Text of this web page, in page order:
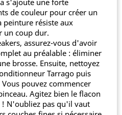
s'ajoute une forte
de couleur pour créer un
résiste aux
un coup dur.
assurez-vous d'avoir
au préalable : éliminer
brosse. Ensuite, nettoyez
Tarrago puis
pouvez commencer
Agitez bien le flacon
N'oubliez pas qu'il vaut